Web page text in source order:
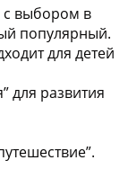
выбором в
популярный.
для детей
для развития